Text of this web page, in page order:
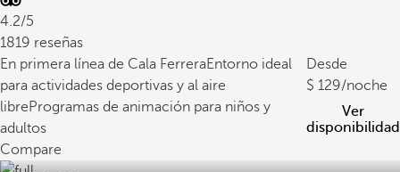
4.2/5
1819 reseñas
En primera línea de Cala FerreraEntorno ideal
para actividades deportivas y al aire
libreProgramas de animación para niños y
adultos
Desde
129/noche
Ver
disponibilidad
Compare